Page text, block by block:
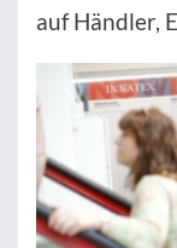
auf Händler,